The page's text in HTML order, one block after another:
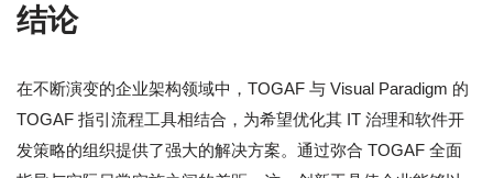
结论
在不断演变的企业架构领域中，TOGAF 与 Visual Paradigm 的
TOGAF 指引流程工具相结合，为希望优化其 IT 治理和软件开
发策略的组织提供了强大的解决方案。通过弥合 TOGAF 全面